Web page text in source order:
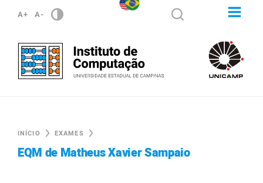
A+ A-
INÍCIO EXAMES
EQM de Matheus Xavier Sampaio